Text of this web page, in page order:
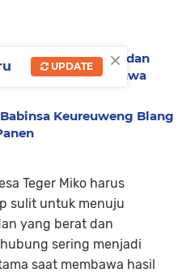
TNI, Ulama, dan
Hujan Pembawa
Keureuweng Blang
Teger Miko harus
sulit untuk menuju
yang berat dan
sering menjadi
saat membawa hasil
×
UPDATE